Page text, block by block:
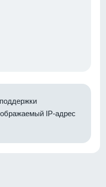
IP-адрес